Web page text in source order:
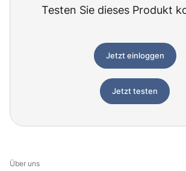
Testen Sie dieses Produkt
Jetzt einloggen
Jetzt testen
Über uns